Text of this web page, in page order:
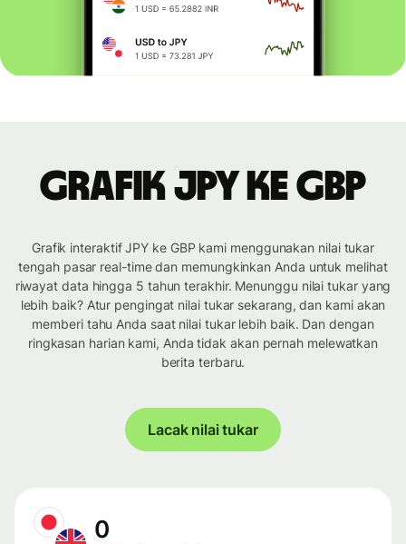
Grafik JPY ke GBP
Grafik interaktif JPY ke GBP kami menggunakan nilai tukar
tengah pasar real-time dan memungkinkan Anda untuk melihat
riwayat data hingga 5 tahun terakhir. Menunggu nilai tukar yang
lebih baik? Atur pengingat nilai tukar sekarang, dan kami akan
memberi tahu Anda saat nilai tukar lebih baik. Dan dengan
ringkasan harian kami, Anda tidak akan pernah melewatkan
berita terbaru.
Lacak nilai tukar
0